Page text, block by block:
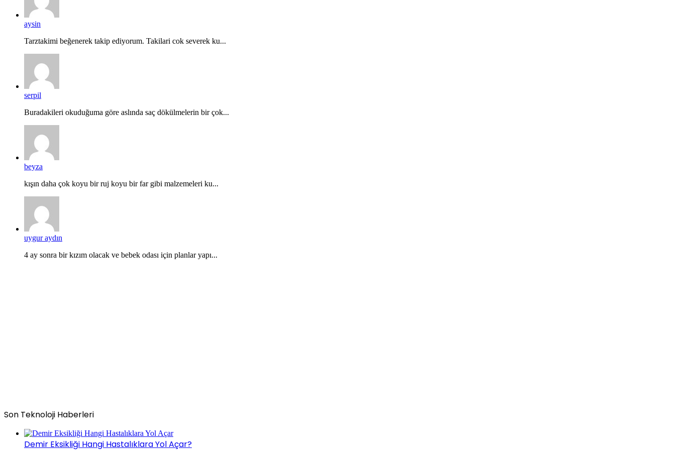
aysin
Tarztakimi beğenerek takip ediyorum. Takilari cok severek ku...
serpil
Buradakileri okuduğuma göre aslında saç dökülmelerin bir çok...
beyza
kışın daha çok koyu bir ruj koyu bir far gibi malzemeleri ku...
uygur aydın
4 ay sonra bir kızım olacak ve bebek odası için planlar yapı...
Son Teknoloji Haberleri
Demir Eksikliği Hangi Hastalıklara Yol Açar?